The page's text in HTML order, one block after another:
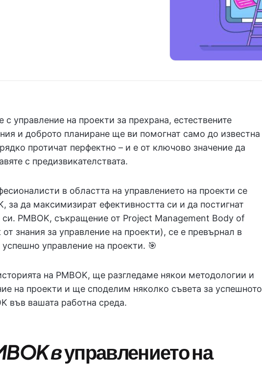
с управление на проекти за прехрана, естествените
и доброто планиране ще ви помогнат само до известна
протичат перфектно – и е от ключово значение да
с предизвикателствата.
в областта на управлението на проекти се
за да максимизират ефективността си и да постигнат
си. PMBOK, съкращение от Project Management Body of
знания за управление на проекти), се е превърнал в
успешно управление на проекти. 🎯
на PMBOK, ще разгледаме някои методологии и
на проекти и ще споделим няколко съвета за успешното
във вашата работна среда.
вуправлението на